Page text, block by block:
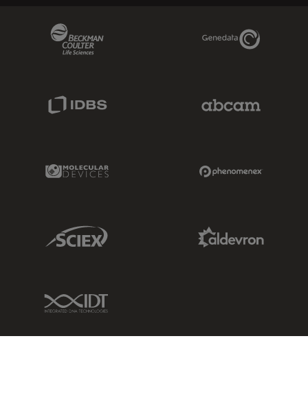
Genedata Link
Molecular Devices Link
Sciex Link
IDT Link